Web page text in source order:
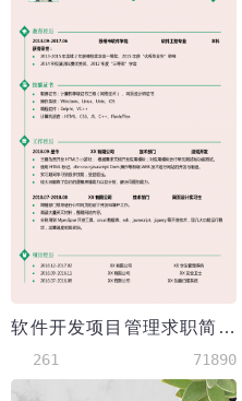
软件开发项目管理求职简历
261 71890